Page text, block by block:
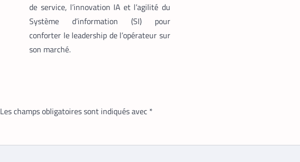
de service, l’innovation IA et l’agilité du
Système d’information (SI) pour
conforter le leadership de l’opérateur sur
son marché.
Les champs obligatoires sont indiqués avec *